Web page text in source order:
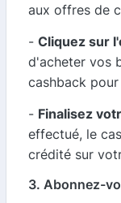
aux offres de
- Cliquez sur
d'acheter vos
cashback
- Finalisez
effectué, le
crédité sur
3. Abonnez-